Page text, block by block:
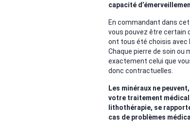
capacité
En commandant dans
vous pouvez être certain
ont tous été choisis avec
Chaque pierre de soin ou
exactement celui que
donc contractuelles.
Les minéraux ne
votre traitement
lithothérapie, se
cas de problèmes